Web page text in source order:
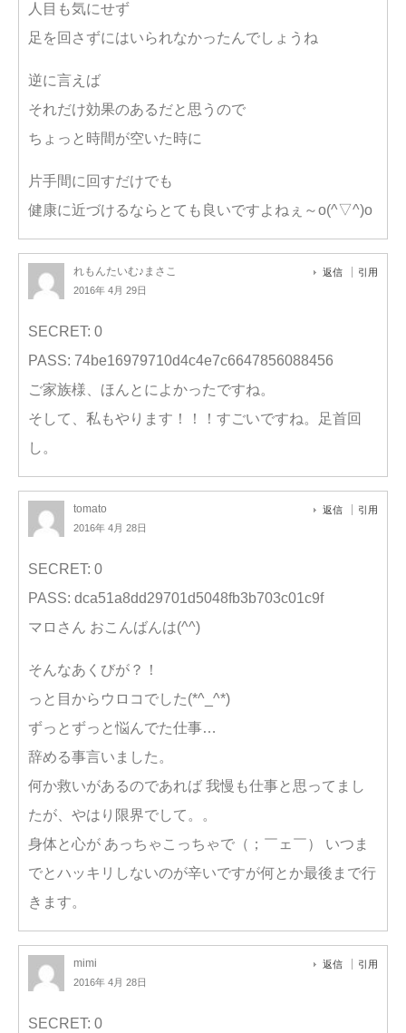
人目も気にせず
足を回さずにはいられなかったんでしょうね
逆に言えば
それだけ効果のあるだと思うので
ちょっと時間が空いた時に
片手間に回すだけでも
健康に近づけるならとても良いですよねぇ～o(^▽^)o
れもんたいむ♪まさこ
2016年 4月 29日
返信 引用
SECRET: 0
PASS: 74be16979710d4c4e7c6647856088456
ご家族様、ほんとによかったですね。
そして、私もやります！！！すごいですね。足首回
し。
tomato
2016年 4月 28日
返信 引用
SECRET: 0
PASS: dca51a8dd29701d5048fb3b703c01c9f
マロさん おこんばんは(^^)
そんなあくびが？！
っと目からウロコでした(*^_^*)
ずっとずっと悩んでた仕事…
辞める事言いました。
何か救いがあるのであれば 我慢も仕事と思ってまし
たが、やはり限界でして。。
身体と心が あっちゃこっちゃで（；￣ェ￣） いつま
でとハッキリしないのが辛いですが何とか最後まで行
きます。
mimi
2016年 4月 28日
返信 引用
SECRET: 0